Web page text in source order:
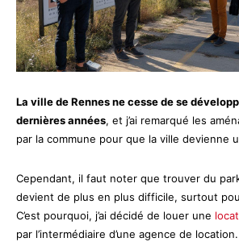
La ville de Rennes ne cesse de se
dernières années, et j’ai remarqué les
par la commune pour que la ville devienne
Cependant, il faut noter que trouver du
devient de plus en plus difficile, surtout
C’est pourquoi, j’ai décidé de louer une
par l’intermédiaire d’une agence de location.